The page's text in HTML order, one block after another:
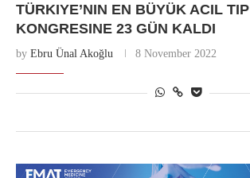
TÜRKIYE’NIN EN BÜYÜK ACIL TIP
KONGRESINE 23 GÜN KALDI
by Ebru Ünal Akoğlu 8 November 2022